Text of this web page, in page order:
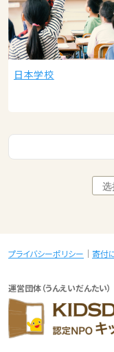
日本学校
プライバシーポリシー 寄付
運営団体（うんえいだんたい）